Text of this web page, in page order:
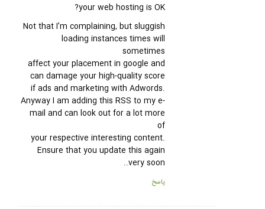
your web hosting is OK?
Not that I’m complaining, but sluggish
loading instances times will
sometimes
affect your placement in google and
can damage your high-quality score
if ads and marketing with Adwords.
Anyway I am adding this RSS to my e-
mail and can look out for a lot more
of
your respective interesting content.
Ensure that you update this again
very soon..
پاسخ